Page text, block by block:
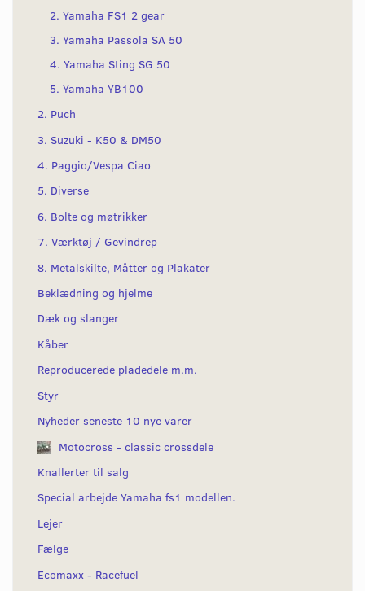
2. Yamaha FS1 2 gear
3. Yamaha Passola SA 50
4. Yamaha Sting SG 50
5. Yamaha YB100
2. Puch
3. Suzuki - K50 & DM50
4. Paggio/Vespa Ciao
5. Diverse
6. Bolte og møtrikker
7. Værktøj / Gevindrep
8. Metalskilte, Måtter og Plakater
Beklædning og hjelme
Dæk og slanger
Kåber
Reproducerede pladedele m.m.
Styr
Nyheder seneste 10 nye varer
Motocross - classic crossdele
Knallerter til salg
Special arbejde Yamaha fs1 modellen.
Lejer
Fælge
Ecomaxx - Racefuel